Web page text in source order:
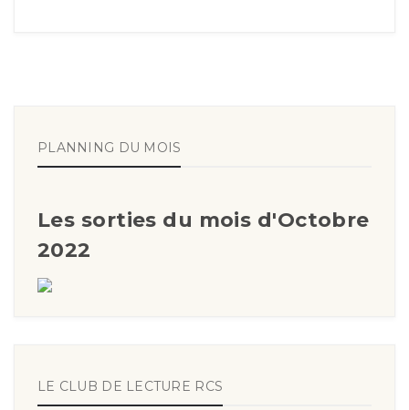
PLANNING DU MOIS
Les sorties du mois d'Octobre
2022
LE CLUB DE LECTURE RCS